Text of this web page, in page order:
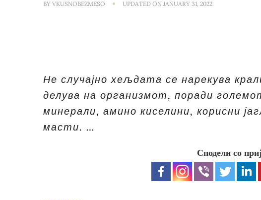
BYVKUSNOBEZMESO UPDATED ON JANUARY 31, 2022
Не случајно хељдата се нарекува
делува на организмот, поради
минерали, амино киселини, корисни
масти. …
Сподели со